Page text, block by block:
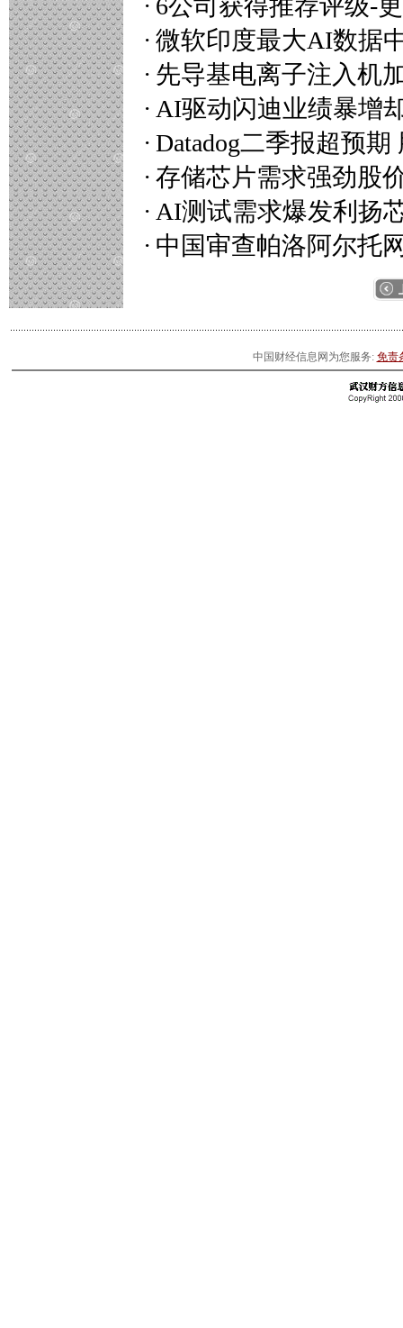
· 6公司获得推荐评级-
· 微软印度最大AI数据
· 先导基电离子注入机
· AI驱动闪迪业绩暴增
· Datadog二季报超预期
· 存储芯片需求强劲股
· AI测试需求爆发利扬
· 中国审查帕洛阿尔托
中国财经信息网为您服务: 免责